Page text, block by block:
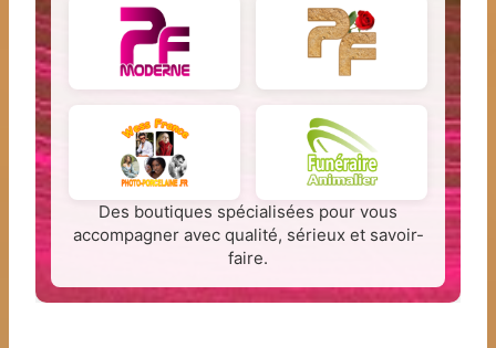
Des boutiques spécialisées pour vous
accompagner avec qualité, sérieux et savoir-
faire.